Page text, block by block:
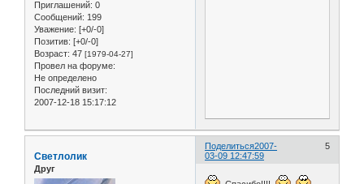
Приглашений: 0
Сообщений: 199
Уважение: [+0/-0]
Позитив: [+0/-0]
Возраст: 47 [1979-04-27]
Провел на форуме:
Не определено
Последний визит:
2007-12-18 15:17:12
Поделиться 5
2007-
03-09 12:47:59
Светлолик
Друг